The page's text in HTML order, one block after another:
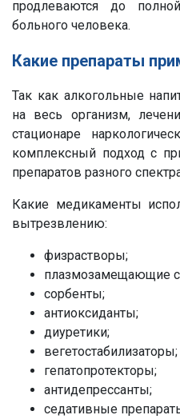
продлеваются до
больного человека.
Какие препараты
Так как алкогольные
на весь организм,
стационаре
комплексный подход с
препаратов разного
Какие медикаменты
вытрезвлению:
физрастворы;
плазмозамещающие
сорбенты;
антиоксиданты;
диуретики;
вегетостабилизаторы;
гепатопротекторы;
антидепрессанты;
седативные